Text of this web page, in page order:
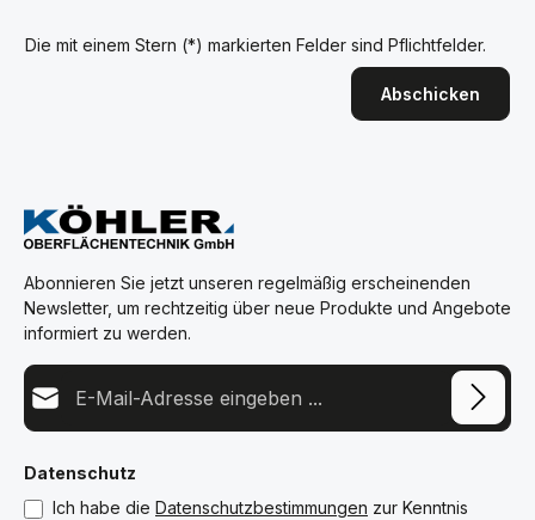
Die mit einem Stern (*) markierten Felder sind Pflichtfelder.
Abschicken
Abonnieren Sie jetzt unseren regelmäßig erscheinenden
Newsletter, um rechtzeitig über neue Produkte und Angebote
informiert zu werden.
E-Mail-Adresse*
Datenschutz
Ich habe die Datenschutzbestimmungen zur Kenntnis